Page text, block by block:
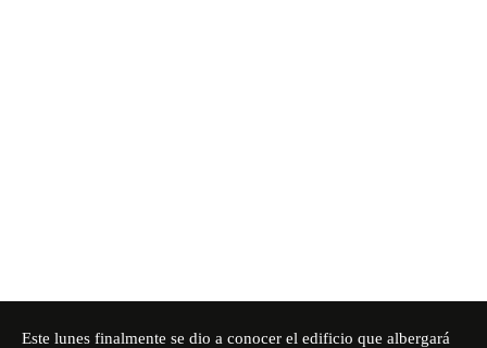
Este lunes finalmente se dio a conocer el edificio que albergará